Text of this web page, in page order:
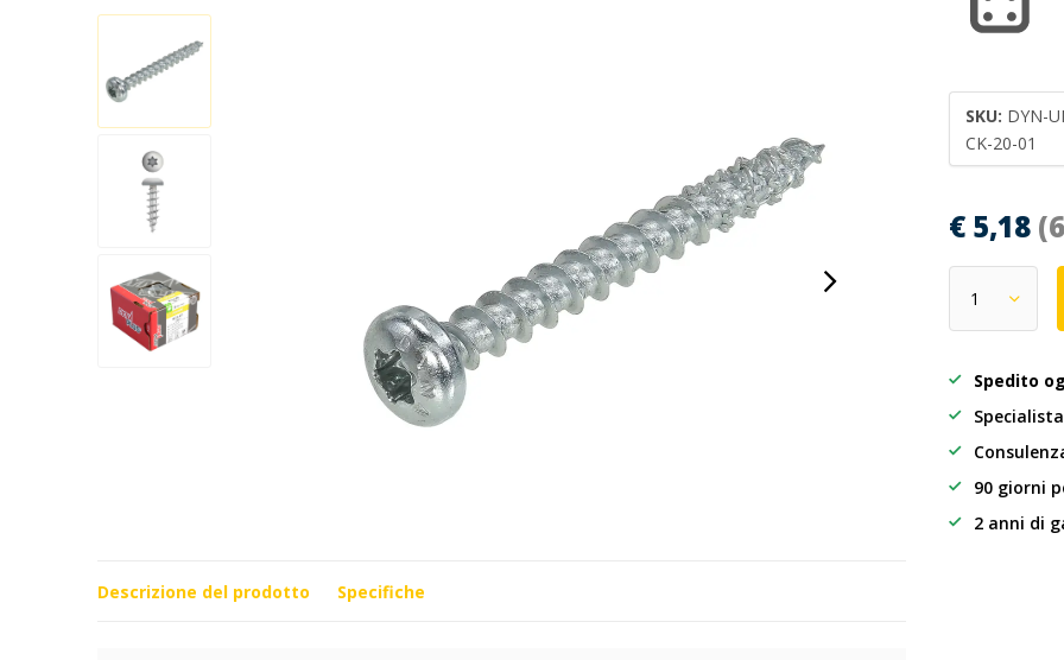
SKU: DYN-
CK-20-01
€ 5,18
Spedito
90 giorni
2 anni di
Descrizione del prodotto Specifiche